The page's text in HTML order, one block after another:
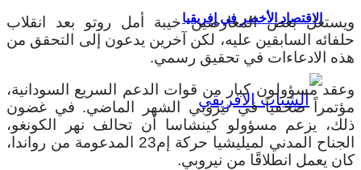
الاقتصاد الأخضر في إفريقيا
ويستغل بعض المعارضين خيبة أمل روتو بعد انقلاب
حلفائه السابقين عليه، لكن آخرين يدعون إلى التحقق من
هذه الادعاءات في تحقيق رسمي.
وعقد مسؤولون كبار من قوات الدعم السريع السودانية،
مؤتمراً صحفياً في نيروبي الشهر الماضي. في غضون
ذلك، يزعم مسؤولو كينشاسا أن تحالف نهر الكونغو،
الجناح المدني لميليشيا حركة إم23 المدعومة من رواندا،
كان يعمل انطلاقًا من نيروبي.